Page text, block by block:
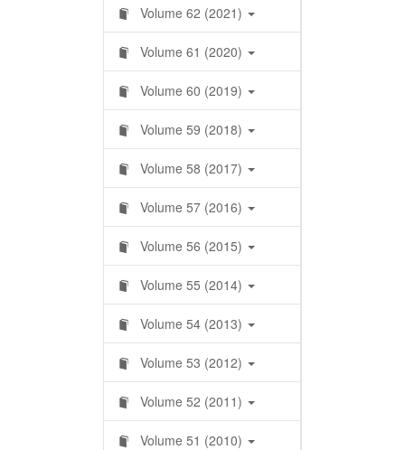
Volume 62 (2021)
Volume 61 (2020)
Volume 60 (2019)
Volume 59 (2018)
Volume 58 (2017)
Volume 57 (2016)
Volume 56 (2015)
Volume 55 (2014)
Volume 54 (2013)
Volume 53 (2012)
Volume 52 (2011)
Volume 51 (2010)